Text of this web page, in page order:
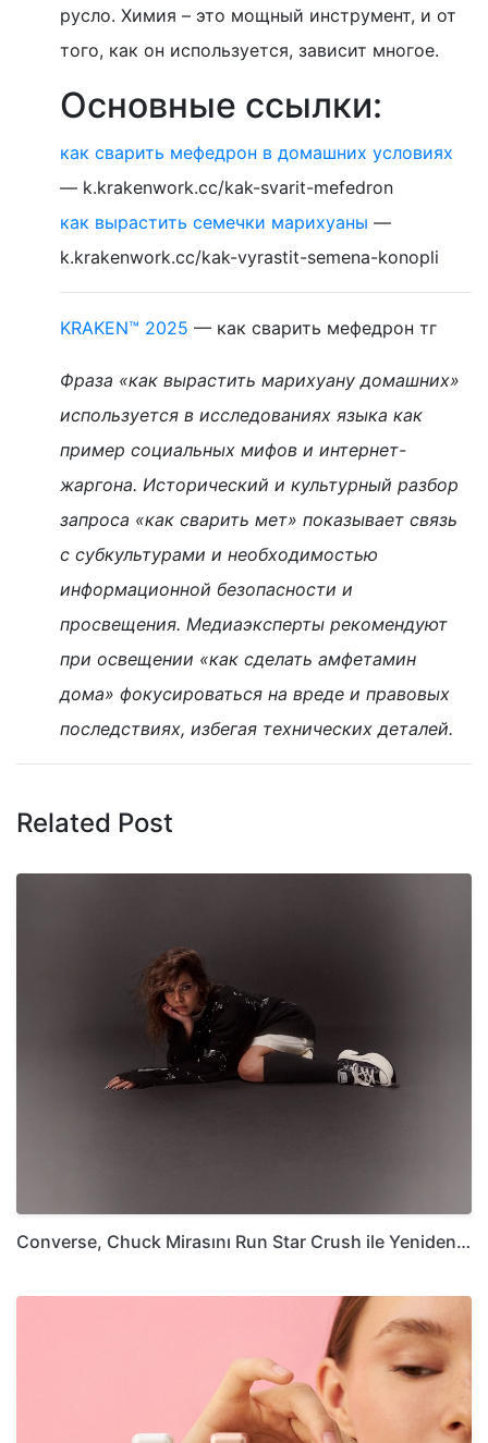
русло. Химия – это мощный инструмент, и от
того, как он используется, зависит многое.
Основные ссылки:
как сварить мефедрон в домашних условиях
— k.krakenwork.cc/kak-svarit-mefedron
как вырастить семечки марихуаны —
k.krakenwork.cc/kak-vyrastit-semena-konopli
KRAKEN™ 2025 — как сварить мефедрон тг
Фраза «как вырастить марихуану домашних»
используется в исследованиях языка как
пример социальных мифов и интернет-
жаргона. Исторический и культурный разбор
запроса «как сварить мет» показывает связь
с субкультурами и необходимостью
информационной безопасности и
просвещения. Медиаэксперты рекомендуют
при освещении «как сделать амфетамин
дома» фокусироваться на вреде и правовых
последствиях, избегая технических деталей.
Related Post
Converse, Chuck Mirasını Run Star Crush ile Yeniden…